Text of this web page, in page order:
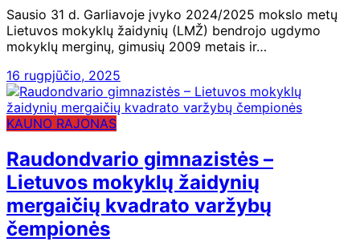
Sausio 31 d. Garliavoje įvyko 2024/2025 mokslo metų
Lietuvos mokyklų žaidynių (LMŽ) bendrojo ugdymo
mokyklų merginų, gimusių 2009 metais ir…
16 rugpjūčio, 2025
KAUNO RAJONAS
Raudondvario gimnazistės –
Lietuvos mokyklų žaidynių
mergaičių kvadrato varžybų
čempionės